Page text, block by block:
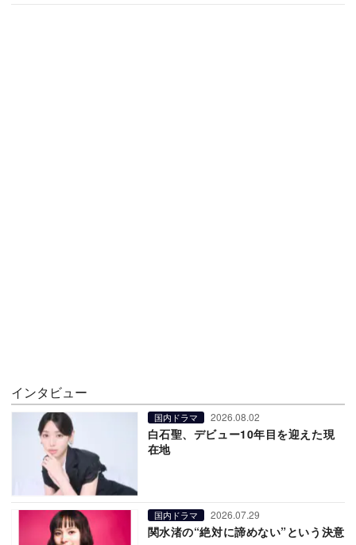
インタビュー
国内ドラマ 2026.08.02
白石聖、デビュー10年目を迎えた現
在地
国内ドラマ 2026.07.29
関水渚の“絶対に諦めない”という決意